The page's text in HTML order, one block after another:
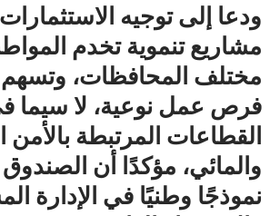
ودعا إلى توجيه
مشاريع تنموية تخدم
مختلف المحافظات،
فرص عمل نوعية، لا سيما
القطاعات المرتبطة بالأمن
والمائي، مؤكدًا أن
نموذجًا وطنيًا في الإدارة